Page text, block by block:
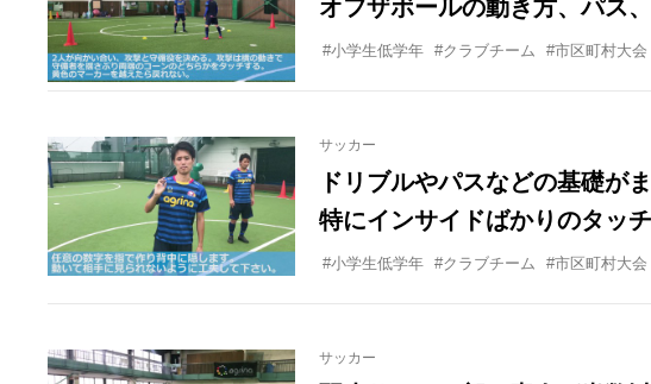
オフザボールの動き方、パス
#小学生低学年 #クラブチーム #市区町村大会
サッカー
ドリブルやパスなどの基礎が
特にインサイドばかりのタッ
ることも多く、アウトサイド(
#小学生低学年 #クラブチーム #市区町村大会
サッカー